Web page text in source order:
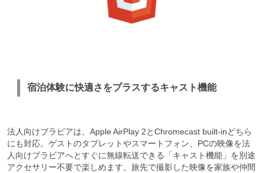
宿泊体験に快適さをプラスするキャスト機能
法人向けブラビアは、Apple AirPlay 2とChromecast built-inどちら
にも対応。ゲストのタブレットやスマートフォン、PCの映像を法
人向けブラビアへとすぐに無線転送できる「キャスト機能」を別途
アクセサリー不要で楽しめます。旅先で撮影した映像を家族や仲間